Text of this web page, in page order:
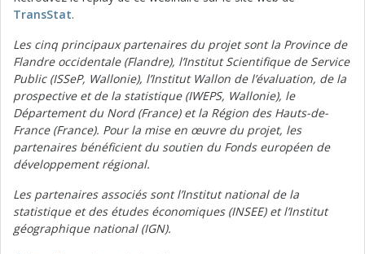
TransStat.
Les cinq principaux partenaires du projet sont la Province de
Flandre occidentale (Flandre), l’Institut Scientifique de Service
Public (ISSeP, Wallonie), l’Institut Wallon de l’évaluation, de la
prospective et de la statistique (IWEPS, Wallonie), le
Département du Nord (France) et la Région des Hauts-de-
France (France). Pour la mise en œuvre du projet, les
partenaires bénéficient du soutien du Fonds européen de
développement régional.
Les partenaires associés sont l’Institut national de la
statistique et des études économiques (INSEE) et l’Institut
géographique national (IGN).